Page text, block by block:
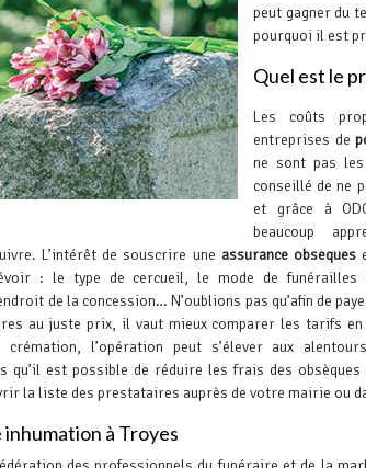
peut gagner du
pourquoi il est
Quel est le
Les coûts
entreprises de
ne sont pas
conseillé de ne
et grâce à
beaucoup
L’intérêt de souscrire une assurance obsèques
: le type de cercueil, le mode de funérailles
de la concession… N’oublions pas qu’afin de
au juste prix, il vaut mieux comparer les tarifs en
crémation, l’opération peut s’élever aux
qu’il est possible de réduire les frais des
la liste des prestataires auprès de votre mairie ou
inhumation à Troyes